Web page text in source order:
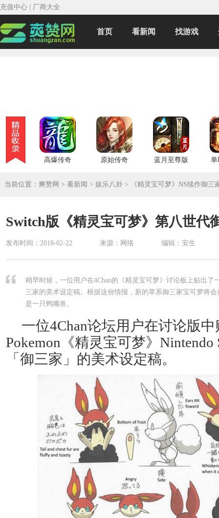
充值中心 厂商大全
首页 看新闻 找游戏
高爆传奇 原始传奇 蓝月至尊版 单
当前位置： 爽赞网 > 看新闻 > 娱乐八卦 > 《精灵宝可梦》NS续作御三
Switch版《精灵宝可梦》第八世代
发布时间： 2018-02-22 来源：网络 编辑：安生
稍早时候，一位用户在4Chan的《精灵宝可梦》讨论板上贴出
三家的美术设定稿。根据这份情报，新的草系御三家宝可梦将
是一只鸭嘴兽。
一位4Chan论坛用户在讨论版
Pokemon《精灵宝可梦》
「御三家」的美术设定稿。